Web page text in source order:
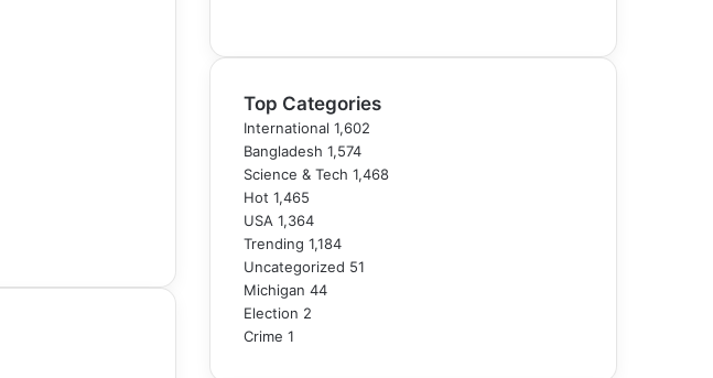
Top Categories
International 1,602
Bangladesh 1,574
Science & Tech 1,468
Hot 1,465
USA 1,364
Trending 1,184
Uncategorized 51
Michigan 44
Election 2
Crime 1